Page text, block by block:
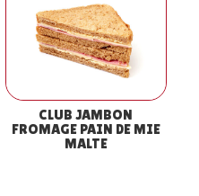
CLUB JAMBON
FROMAGE PAIN DE MIE
MALTE